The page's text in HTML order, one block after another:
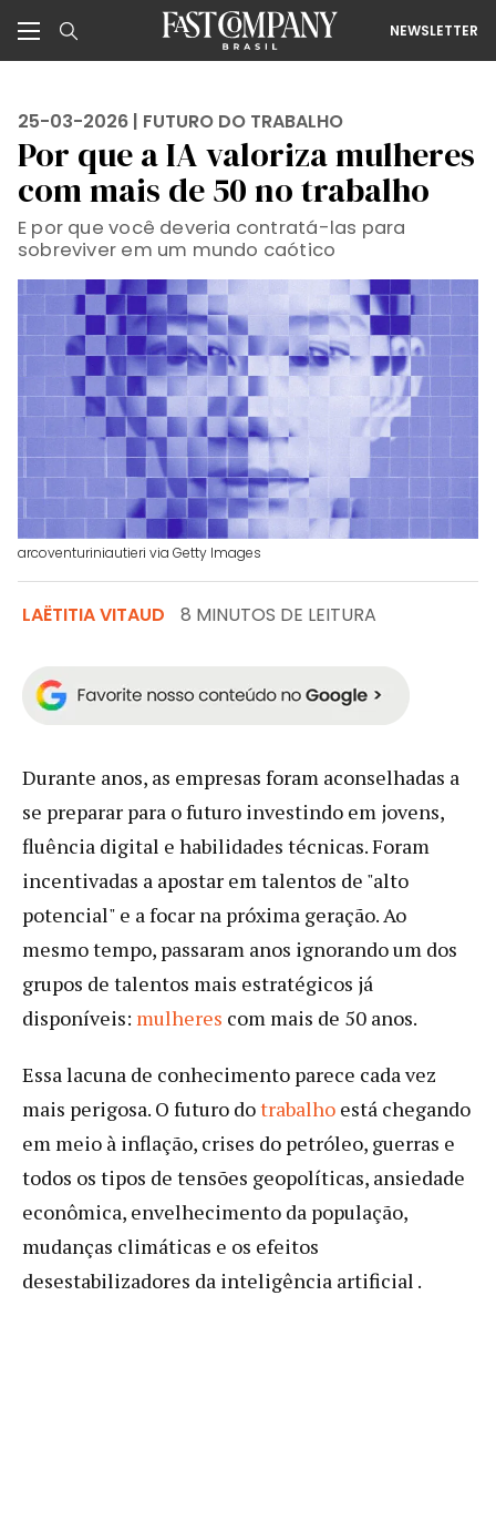
NEWSLETTER
25-03-2026 | FUTURO DO TRABALHO
Por que a IA valoriza mulheres
com mais de 50 no trabalho
E por que você deveria contratá-las para
sobreviver em um mundo caótico
arcoventuriniautieri via Getty Images
LAËTITIA VITAUD 8 MINUTOS DE LEITURA
Durante anos, as empresas foram aconselhadas a
se preparar para o futuro investindo em jovens,
fluência digital e habilidades técnicas. Foram
incentivadas a apostar em talentos de "alto
potencial" e a focar na próxima geração. Ao
mesmo tempo, passaram anos ignorando um dos
grupos de talentos mais estratégicos já
disponíveis: mulheres com mais de 50 anos.
Essa lacuna de conhecimento parece cada vez
mais perigosa. O futuro dotrabalho está chegando
em meio à inflação, crises do petróleo, guerras e
todos os tipos de tensões geopolíticas, ansiedade
econômica, envelhecimento da população,
mudanças climáticas e os efeitos
desestabilizadores da inteligência artificial .